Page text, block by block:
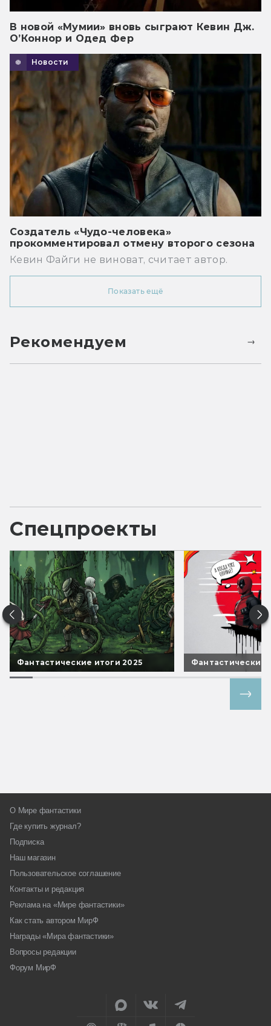
В новой «Мумии» вновь сыграют Кевин Дж.
О’Коннор и Одед Фер
Новости
Создатель «Чудо-человека»
прокомментировал отмену второго сезона
Кевин Файги не виноват, считает автор.
Показать ещё
Рекомендуем
Спецпроекты
Фантастические итоги 2025 Фантастические
О Мире фантастики
Где купить журнал?
Подписка
Наш магазин
Пользовательское соглашение
Контакты и редакция
Реклама на «Мире фантастики»
Как стать автором МирФ
Награды «Мира фантастики»
Вопросы редакции
Форум МирФ